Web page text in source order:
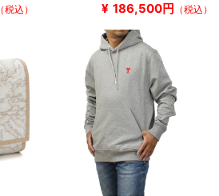
（税込） ¥ 186,500円 （税込）